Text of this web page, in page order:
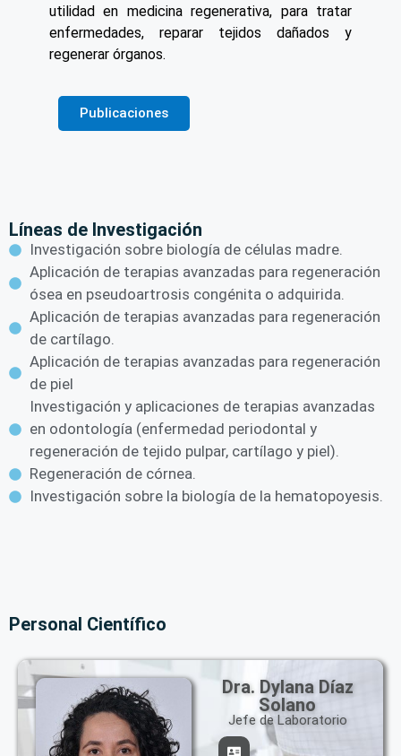
utilidad en medicina regenerativa, para tratar
enfermedades, reparar tejidos dañados y
regenerar órganos.
Publicaciones
Líneas de Investigación
Investigación sobre biología de células madre.
Aplicación de terapias avanzadas para regeneración
ósea en pseudoartrosis congénita o adquirida.
Aplicación de terapias avanzadas para regeneración
de cartílago.
Aplicación de terapias avanzadas para regeneración
de piel
Investigación y aplicaciones de terapias avanzadas
en odontología (enfermedad periodontal y
regeneración de tejido pulpar, cartílago y piel).
Regeneración de córnea.
Investigación sobre la biología de la hematopoyesis.
Personal Científico
Lic. Lisbeth R.
Cubillán de
Rodríguez